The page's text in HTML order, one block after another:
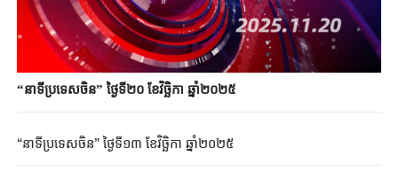
“នាទីប្រទេសចិន” ថ្ងៃទី២០ ខែវិច្ឆិកា ឆ្នាំ២០២៥
“នាទីប្រទេសចិន” ថ្ងៃទី១៣ ខែវិច្ឆិកា ឆ្នាំ២០២៥